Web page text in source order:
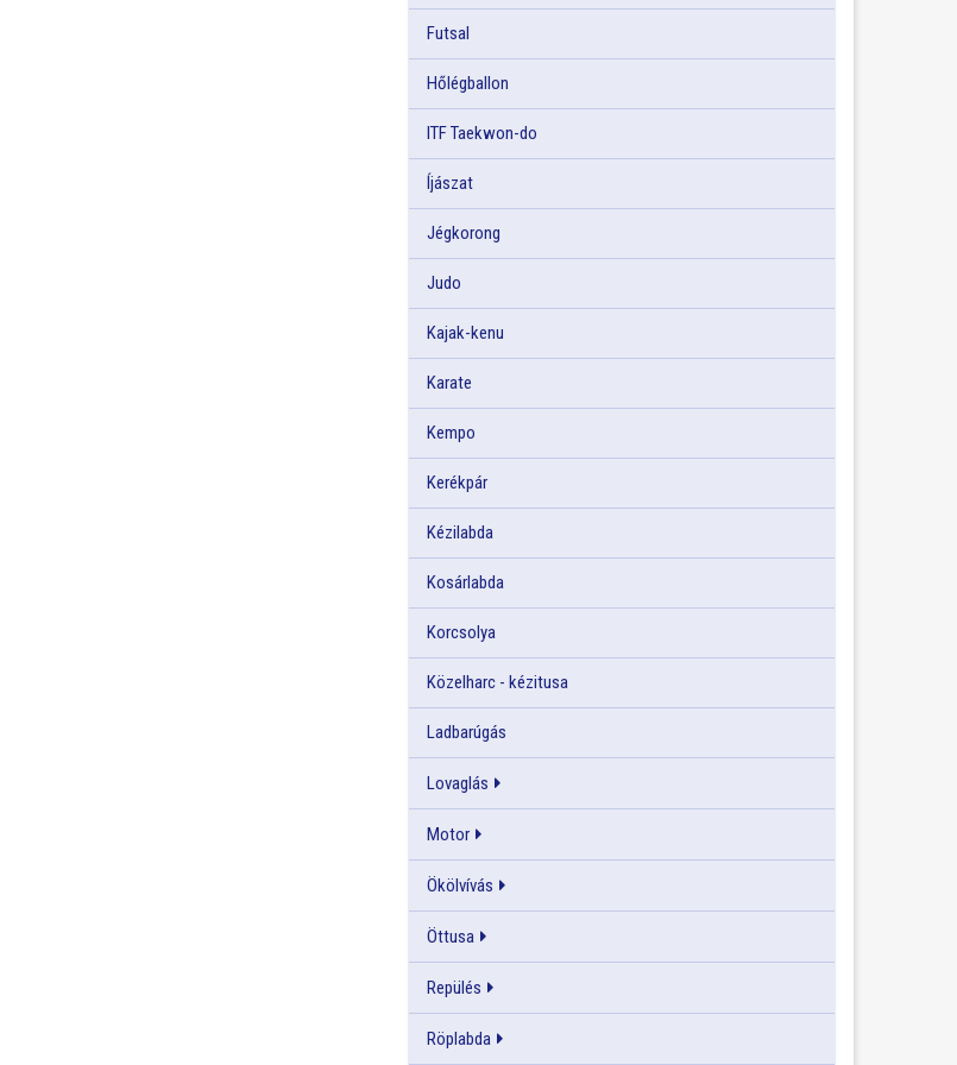
Futsal
Hőlégballon
ITF Taekwon-do
Íjászat
Jégkorong
Judo
Kajak-kenu
Karate
Kempo
Kerékpár
Kézilabda
Kosárlabda
Korcsolya
Közelharc - kézitusa
Ladbarúgás
Lovaglás
Motor
Ökölvívás
Öttusa
Repülés
Röplabda